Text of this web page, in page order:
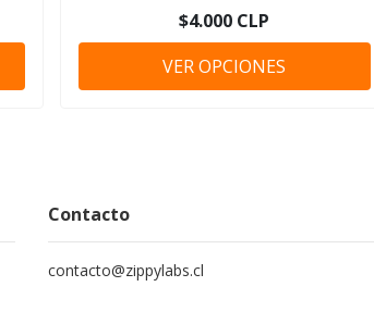
$4.000 CLP
VER OPCIONES
Contacto
contacto@zippylabs.cl